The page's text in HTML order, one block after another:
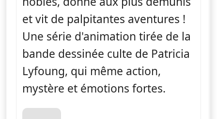
et vit de palpitantes aventures !
Une série d'animation tirée de la
bande dessinée culte de Patricia
Lyfoung, qui même action,
mystère et émotions fortes.